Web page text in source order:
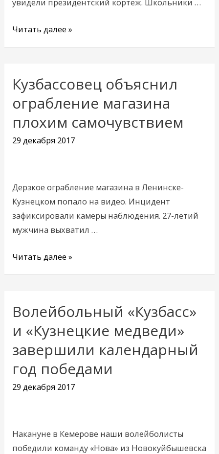
увидели президентский кортеж. Школьники …
Читать далее »
Кузбассовец объяснил
ограбление магазина
плохим самочувствием
29 декабря 2017
Дерзкое ограбление магазина в Ленинске-
Кузнецком попало на видео. Инцидент
зафиксировали камеры наблюдения. 27-летий
мужчина выхватил …
Кузбассовец
объяснил
ограбление
магазина
плохим
Читать далее »
Волейбольный «Кузбасс»
и «Кузнецкие медведи»
завершили календарный
год победами
29 декабря 2017
Накануне в Кемерове наши волейболисты
победили команду «Нова» из Новокуйбышевска
Волейбольный
и
«Кузнецкие
медведи»
завершили
календарный